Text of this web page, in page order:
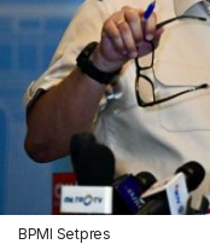
BPMI Setpres